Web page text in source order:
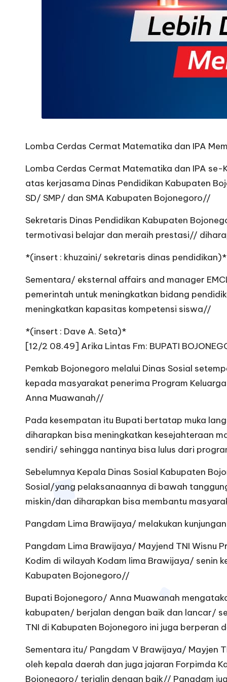
Lomba Cerdas Cermat Matematika dan IPA
Lomba Cerdas Cermat Matematika dan IPA
atas kerjasama Dinas Pendidikan Kabupaten
SD/ SMP/ dan SMA Kabupaten Bojonegoro//
Sekretaris Dinas Pendidikan Kabupaten
termotivasi belajar dan meraih prestasi//
*(insert : khuzaini/ sekretaris dinas pendidikan)*
Sementara/ eksternal affairs and manager
pemerintah untuk meningkatkan bidang
meningkatkan kapasitas kompetensi siswa//
*(insert : Dave A. Seta)*
[12/2 08.49] Arika Lintas Fm: BUPATI
Pemkab Bojonegoro melalui Dinas Sosial
kepada masyarakat penerima Program
Anna Muawanah//
Pada kesempatan itu Bupati bertatap muka
diharapkan bisa meningkatkan kesejahteraan
sendiri/ sehingga nantinya bisa lulus dari
Sebelumnya Kepala Dinas Sosial Kabupaten
Sosial/yang pelaksanaannya di bawah
miskin/dan diharapkan bisa membantu
Pangdam Lima Brawijaya/ melakukan
Pangdam Lima Brawijaya/ Mayjend TNI Wisnu
Kodim di wilayah Kodam lima Brawijaya/ senin
Kabupaten Bojonegoro//
Bupati Bojonegoro/ Anna Muawanah
kabupaten/ berjalan dengan baik dan lancar/
TNI di Kabupaten Bojonegoro ini juga
Sementara itu/ Pangdam V Brawijaya/ Mayjen
oleh kepala daerah dan juga jajaran Forpimda
Bojonegoro/ terjalin dengan baik// Pangdam